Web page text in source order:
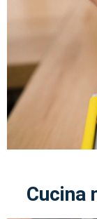
Cucina